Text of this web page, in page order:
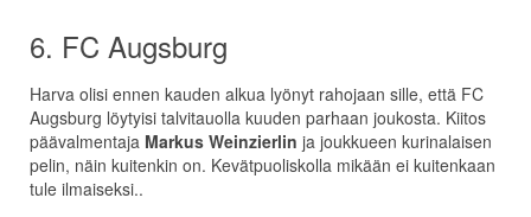
6. FC Augsburg
Harva olisi ennen kauden alkua lyönyt rahojaan sille, että FC
Augsburg löytyisi talvitauolla kuuden parhaan joukosta. Kiitos
päävalmentaja Markus Weinzierlin ja joukkueen kurinalaisen
pelin, näin kuitenkin on. Kevätpuoliskolla mikään ei kuitenkaan
tule ilmaiseksi..